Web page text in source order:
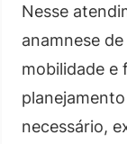
Nesse
anamnese
mobilidade e
necessário,